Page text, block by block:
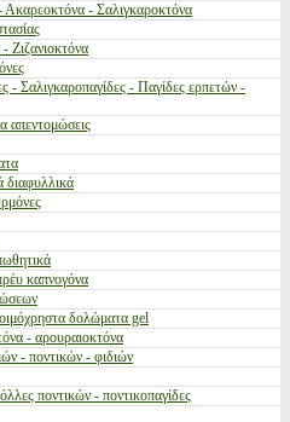
Ακαρεοκτόνα - Σαλιγκαροκτόνα
Ζιζανιοκτόνα
- Σαλιγκαροπαγίδες - Παγίδες ερπετών -
απεντομώσεις
διαφυλλικά
καπνογόνα
δολώματα gel
- αρουραιοκτόνα
- ποντικών - φιδιών
ποντικών - ποντικοπαγίδες